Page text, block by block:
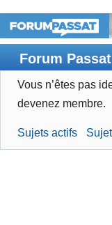
Forum Passat
Accueil
Devenir
Vous n’êtes pas
devenez membre.
Sujets actifs